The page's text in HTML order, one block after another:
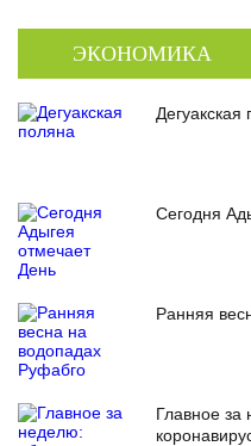
ЭКОНОМИКА
Дегуакская
Сегодня
Ранняя
Главное за